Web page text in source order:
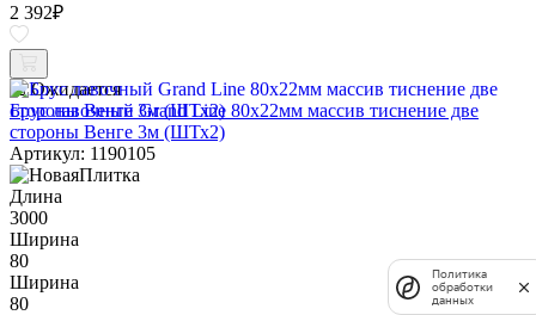
2 392₽
Ожидается
Брус лавочный Grand Line 80х22мм массив тиснение две
стороны Венге 3м (ШТх2)
Артикул: 1190105
Длина
3000
Ширина
80
Ширина
80
Политика
обработки
данных